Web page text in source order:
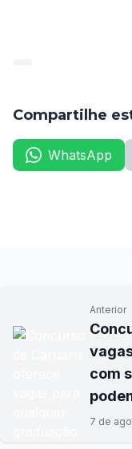
Compartilhe
WhatsApp
Anterior
com
7 de